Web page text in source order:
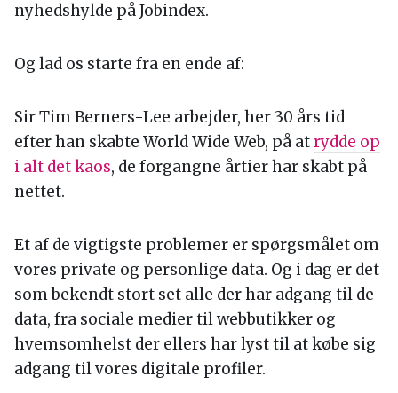
nyhedshylde på Jobindex.
Og lad os starte fra en ende af:
Sir Tim Berners-Lee arbejder, her 30 års tid
efter han skabte World Wide Web, på atrydde op
i alt det kaos, de forgangne årtier har skabt på
nettet.
Et af de vigtigste problemer er spørgsmålet om
vores private og personlige data. Og i dag er det
som bekendt stort set alle der har adgang til de
data, fra sociale medier til webbutikker og
hvemsomhelst der ellers har lyst til at købe sig
adgang til vores digitale profiler.